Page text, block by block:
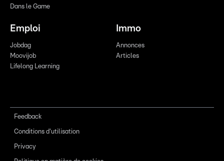
Dans le Game
Emploi
Jobdag
Moovijob
Lifelong Learning
Immo
Annonces
Articles
Feedback
Conditions d'utilisation
Privacy